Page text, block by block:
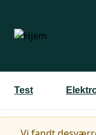
hovedindhold
Test